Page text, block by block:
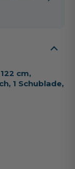
cm,
1 Schublade,